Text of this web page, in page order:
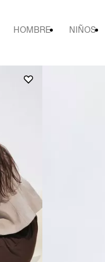
HOMBRE NIÑOS